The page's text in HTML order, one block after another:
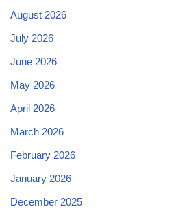
August 2026
July 2026
June 2026
May 2026
April 2026
March 2026
February 2026
January 2026
December 2025